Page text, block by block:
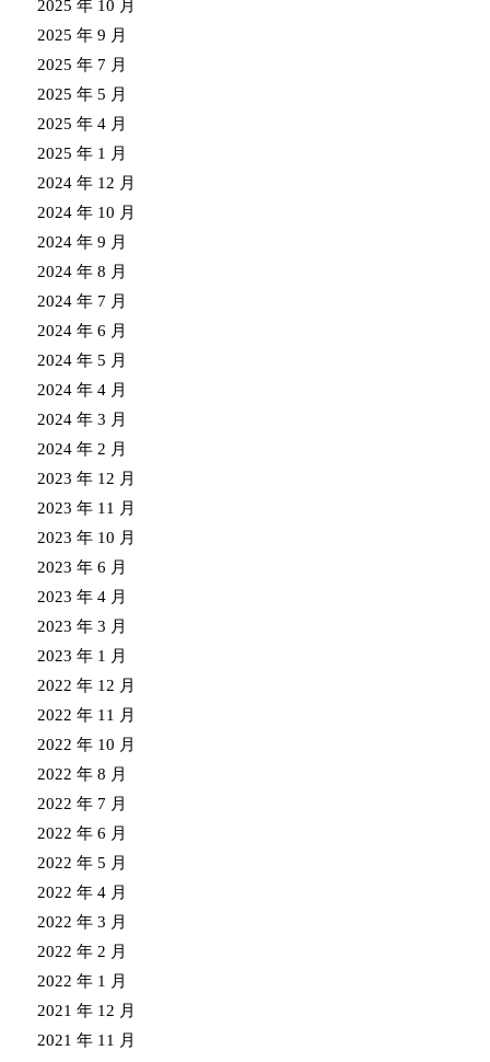
2025 年 10 月
2025 年 9 月
2025 年 7 月
2025 年 5 月
2025 年 4 月
2025 年 1 月
2024 年 12 月
2024 年 10 月
2024 年 9 月
2024 年 8 月
2024 年 7 月
2024 年 6 月
2024 年 5 月
2024 年 4 月
2024 年 3 月
2024 年 2 月
2023 年 12 月
2023 年 11 月
2023 年 10 月
2023 年 6 月
2023 年 4 月
2023 年 3 月
2023 年 1 月
2022 年 12 月
2022 年 11 月
2022 年 10 月
2022 年 8 月
2022 年 7 月
2022 年 6 月
2022 年 5 月
2022 年 4 月
2022 年 3 月
2022 年 2 月
2022 年 1 月
2021 年 12 月
2021 年 11 月